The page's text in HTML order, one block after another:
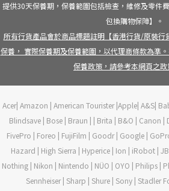
提供30天保養期，保養範圍包括檢查，維修及零件
包換購物保障】。
所有行貨產品會於商品標題註明【香港行貨/原裝行
保養， 實際保養期及保養範圍，以代理商條款為準
保養政策，請參考本網頁之政
Acer| Amazon | American Tourister |Apple| A&S|
Blindsave | Bose | Braun | | Brita | B&O | Canon |
FivePro | Foreo | FujiFilm | Goodr | Google |
Hazard | High Sierra | Hyperice | Ion | iRobot |
Nothing | Nikon | Nintendo | NÜO | OYO | Philips |
Sennheiser | Sharp | Shure | Sony | Stadler